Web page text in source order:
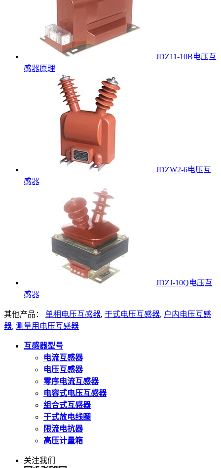
JDZ11-10B电压互
感器原理
JDZW2-6电压互
感器
JDZJ-10Q电压互
感器
其他产品： 单相电压互感器, 干式电压互感器, 户内电压互感
器, 测量用电压互感器
互感器型号
电流互感器
电压互感器
零序电流互感器
电容式电压互感器
组合式互感器
干式放电线圈
限流电抗器
高压计量箱
关注我们